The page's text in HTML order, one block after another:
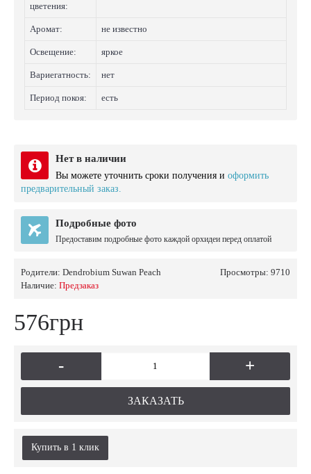
цветения:
Аромат: не известно
Освещение: яркое
Вариегатность: нет
Период покоя: есть
Нет в наличии
Вы можете уточнить сроки получения и оформить
предварительный заказ.
Подробные фото
Предоставим подробные фото каждой орхидеи перед оплатой
Просмотры: 9710
Родители: Dendrobium Suwan Peach
Наличие: Предзаказ
576грн
- +
ЗАКАЗАТЬ
Купить в 1 клик